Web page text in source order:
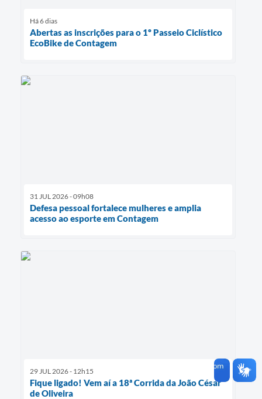
Há 6 dias
Abertas as inscrições para o 1º Passeio Ciclístico
EcoBike de Contagem
31 JUL 2026 - 09h08
Defesa pessoal fortalece mulheres e amplia
acesso ao esporte em Contagem
29 JUL 2026 - 12h15
Fique ligado! Vem aí a 18ª Corrida da João César
de Oliveira